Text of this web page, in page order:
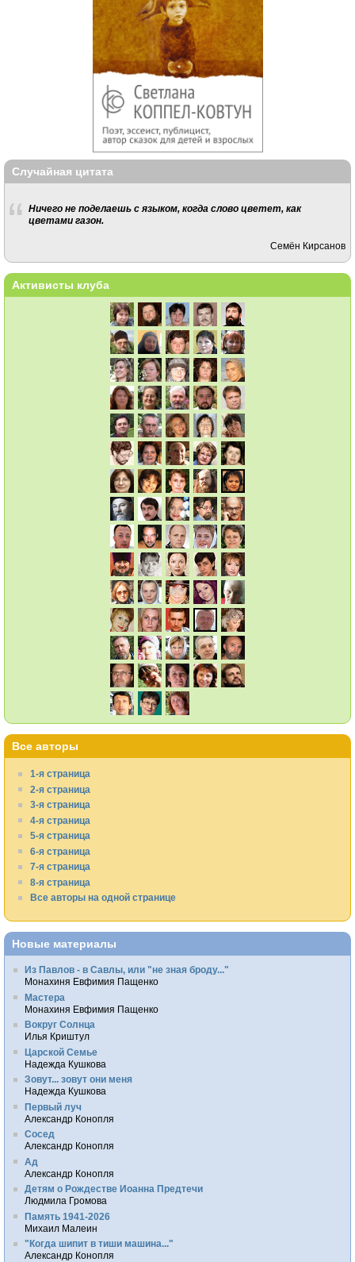
Случайная цитата
Ничего не поделаешь с языком, когда слово цветет, как
цветами газон.
Семён Кирсанов
Активисты клуба
Все авторы
1-я страница
2-я страница
3-я страница
4-я страница
5-я страница
6-я страница
7-я страница
8-я страница
Все авторы на одной странице
Новые материалы
Из Павлов - в Савлы, или "не зная броду..."
Монахиня Евфимия Пащенко
Мастера
Монахиня Евфимия Пащенко
Вокруг Солнца
Илья Криштул
Царской Семье
Надежда Кушкова
Зовут... зовут они меня
Надежда Кушкова
Первый луч
Александр Конопля
Сосед
Александр Конопля
Ад
Александр Конопля
Детям о Рождестве Иоанна Предтечи
Людмила Громова
Память 1941-2026
Михаил Малеин
"Когда шипит в тиши машина..."
Александр Конопля